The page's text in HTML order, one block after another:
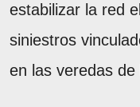
estabilizar la red
siniestros
en las veredas de